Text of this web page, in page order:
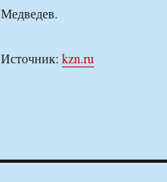
Медведев.
Источник: kzn.ru